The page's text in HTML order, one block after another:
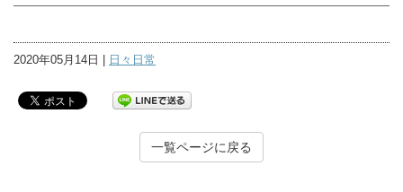
2020年05月14日 | 日々日常
一覧ページに戻る